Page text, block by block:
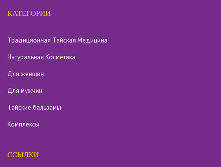
КАТЕГОРИИ
Традиционная Тайская Медицина
Натуральная Косметика
Для женщин
Для мужчин
Тайские бальзамы
Комплексы
ССЫЛКИ